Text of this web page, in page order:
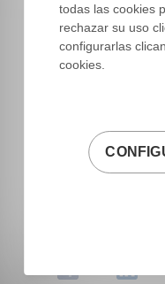
La investigación
efectuarse en
que no se tienen
desconocimiento
técnico a la hora
dicha información
todas las cookies
rechazar su uso
configurarlas
cookies.